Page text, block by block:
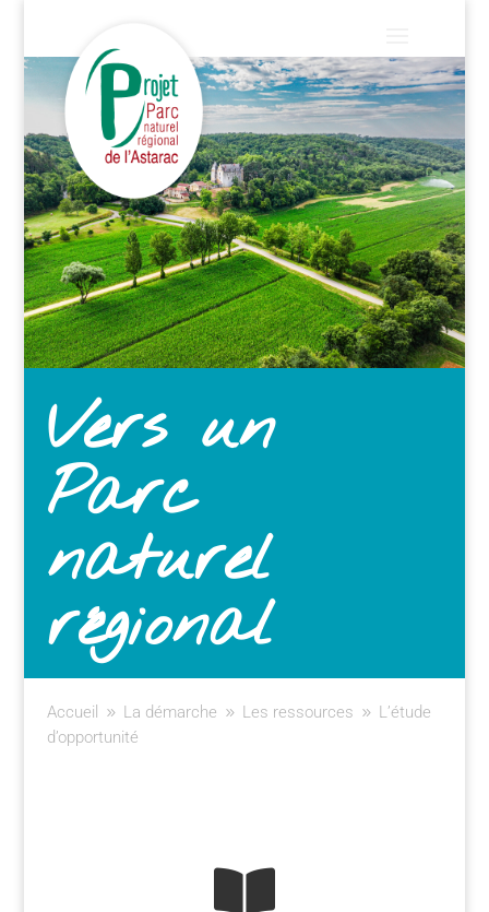
Vers un
Parc
naturel
régional
Accueil 9 La démarche 9 Les ressources 9 L’étude
d’opportunité